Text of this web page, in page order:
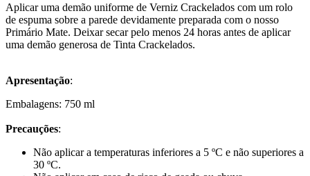
Aplicar uma demão uniforme de Verniz Crackelados com um rolo
de espuma sobre a parede devidamente preparada com o nosso
Primário Mate. Deixar secar pelo menos 24 horas antes de aplicar
uma demão generosa de Tinta Crackelados.
Apresentação:
Embalagens: 750 ml
Precauções:
Não aplicar a temperaturas inferiores a 5 ºC e não superiores a
30 ºC.